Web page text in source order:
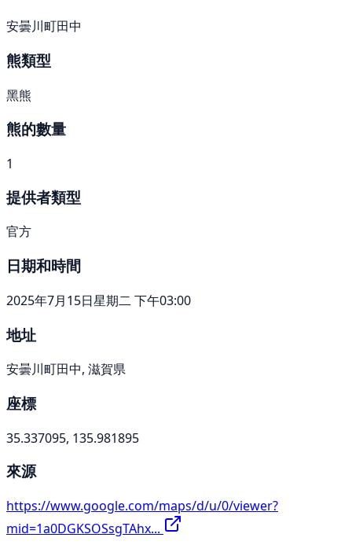
安曇川町田中
熊類型
黑熊
熊的數量
1
提供者類型
官方
日期和時間
2025年7月15日星期二 下午03:00
地址
安曇川町田中, 滋賀県
座標
35.337095, 135.981895
來源
https://www.google.com/maps/d/u/0/viewer?
mid=1a0DGKSOSsgTAhx...